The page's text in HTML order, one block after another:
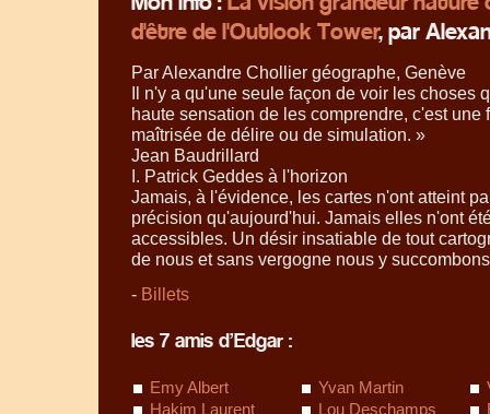
d'être de l'Outlook Tower, par
Par Alexandre Chollier géographe, Genève
Il n'y a qu'une seule façon de voir les choses
haute sensation de les comprendre, c'est une
maîtrisée de délire ou de simulation. »
Jean Baudrillard
I. Patrick Geddes à l'horizon
Jamais, à l'évidence, les cartes n'ont atteint
précision qu'aujourd'hui. Jamais elles n'ont
accessibles. Un désir insatiable de tout
de nous et sans vergogne nous y
- Billets
les 7 amis d’Edgar :
Emy Albert Yvan Martin
Hakim Laurent
Lou Deschamps